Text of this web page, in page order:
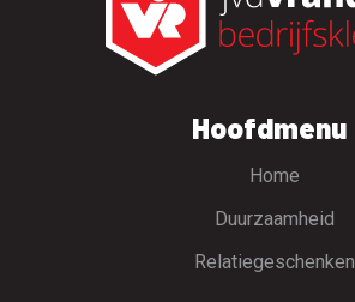
Hoofdmenu
Home
Duurzaamheid
Relatiegeschenken